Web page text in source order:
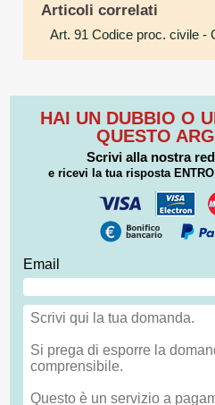
Articoli correlati
Art. 91 Codice proc. civile -
HAI UN DUBBIO O
QUESTO
Scrivi alla nostra
e ricevi la tua risposta
Email